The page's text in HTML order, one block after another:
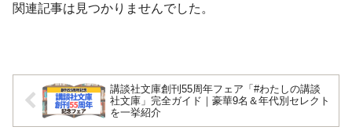
関連記事は見つかりませんでした。
講談社文庫創刊55周年フェア「#わたしの講談
社文庫」完全ガイド｜豪華9名＆年代別セレクト
を一挙紹介